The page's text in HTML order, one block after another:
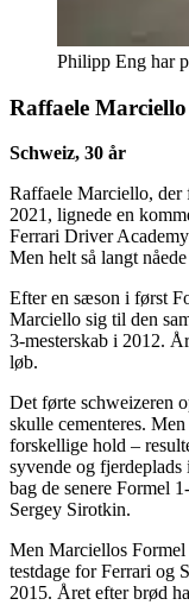
Philipp Eng har
Raffaele Marciello
Schweiz, 30 år
Raffaele Marciello, der
2021, lignede en
Ferrari Driver
Men helt så langt
Efter en sæson i først
Marciello sig til den
3-mesterskab i 2012.
løb.
Det førte schweizeren
skulle cementeres.
forskellige hold –
syvende og
bag de senere Formel
Sergey Sirotkin.
Men Marciellos Formel
testdage for Ferrari og
2015. Året efter brød